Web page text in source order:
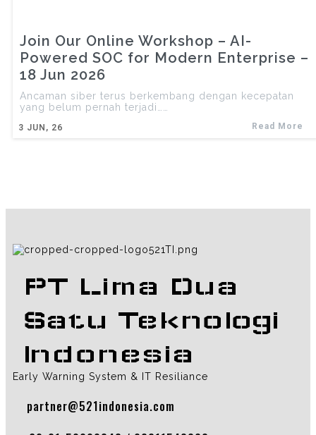
Join Our Online Workshop – AI-
Powered SOC for Modern Enterprise –
18 Jun 2026
3 JUN, 26
Ancaman siber terus berkembang dengan kecepatan
yang belum pernah terjadi……
Read More
PT Lima Dua
Satu Teknologi
Indonesia
Early Warning System & IT Resiliance
partner@521indonesia.com